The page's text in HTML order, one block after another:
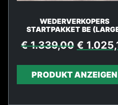
WEDERVERKOPERS
STARTPAKKET BE
€1.339,00 €
PRODUKT ANZEIGEN